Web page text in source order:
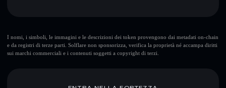
LingoChain
mutevoli
I nomi, i simboli, le immagini e le descrizioni dei token provengono dai metadati on-chain
e da registri di terze parti. Solflare non sponsorizza, verifica la proprietà né accampa diritti
sui marchi commerciali e i contenuti soggetti a copyright di terzi.